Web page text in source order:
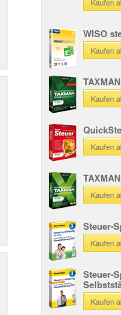
WISO
Kaufen
Kaufen
Kaufen
Kaufen
Steuer-
Kaufen
Steuer-
Kaufen